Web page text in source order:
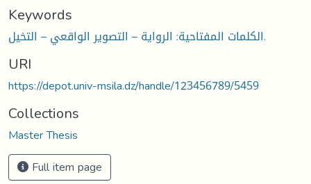
Keywords
الكلمات المفتاحية: الرواية – التصوير الواقعي – التخيل.
URI
https://depot.univ-msila.dz/handle/123456789/5459
Collections
Master Thesis
Full item page